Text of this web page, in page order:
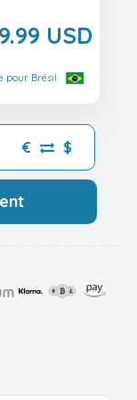
USD
pour Brésil
€ $